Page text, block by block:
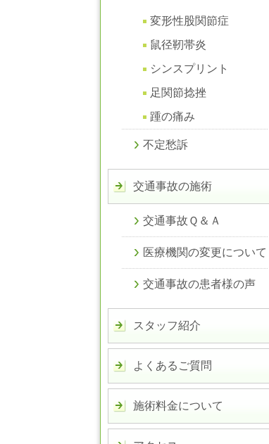
変形性股関節症
鼠径靭帯炎
シンスプリント
足関節捻挫
踵の痛み
不定愁訴
交通事故の施術
交通事故Ｑ＆Ａ
医療機関の変更について
交通事故の患者様の声
スタッフ紹介
よくあるご質問
施術料金について